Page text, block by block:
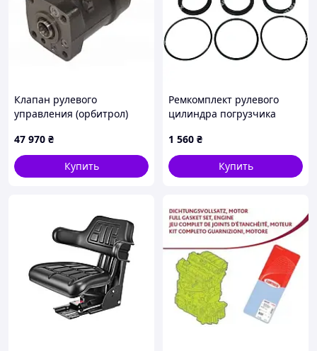
Клапан рулевого
управления (орбитрол)
Hyster 1347024
47 970 ₴
Купить
Ремкомплект рулевого
цилиндра погрузчика
35
1 560 ₴
Купить